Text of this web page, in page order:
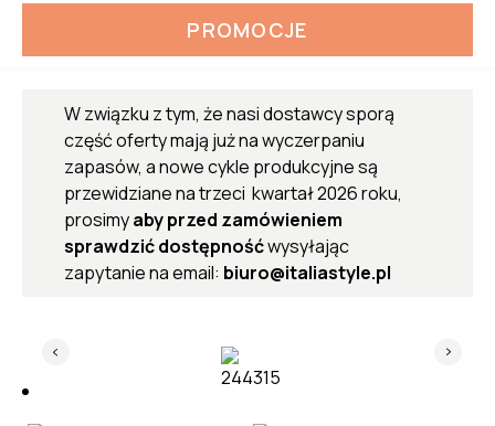
PROMOCJE
W związku z tym, że nasi dostawcy sporą
część oferty mają już na wyczerpaniu
zapasów, a nowe cykle produkcyjne są
przewidziane na trzeci kwartał 2026 roku,
prosimyaby przed zamówieniem
sprawdzić dostępnośćwysyłając
zapytanie na email: biuro@italiastyle.pl